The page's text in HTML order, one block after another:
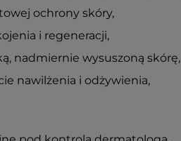
ochrony skóry,
i regeneracji,
nadmiernie wysuszoną skórę,
nawilżenia i odżywienia,